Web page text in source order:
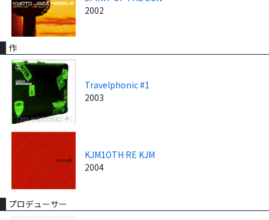
2002
作
Travelphonic #1
2003
KJM1OTH RE KJM
2004
プロデューサー